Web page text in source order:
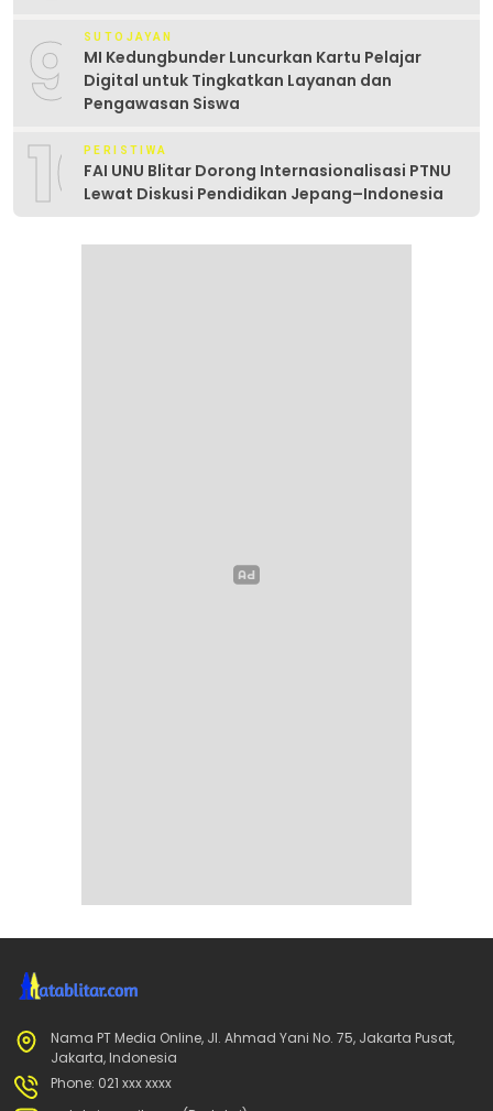
9 SUTOJAYAN
MI Kedungbunder Luncurkan Kartu Pelajar
Digital untuk Tingkatkan Layanan dan
Pengawasan Siswa
10PERISTIWA
FAI UNU Blitar Dorong Internasionalisasi PTNU
Lewat Diskusi Pendidikan Jepang–Indonesia
Nama PT Media Online, Jl. Ahmad Yani No. 75, Jakarta Pusat,
Jakarta, Indonesia
Phone: 021 xxx xxxx